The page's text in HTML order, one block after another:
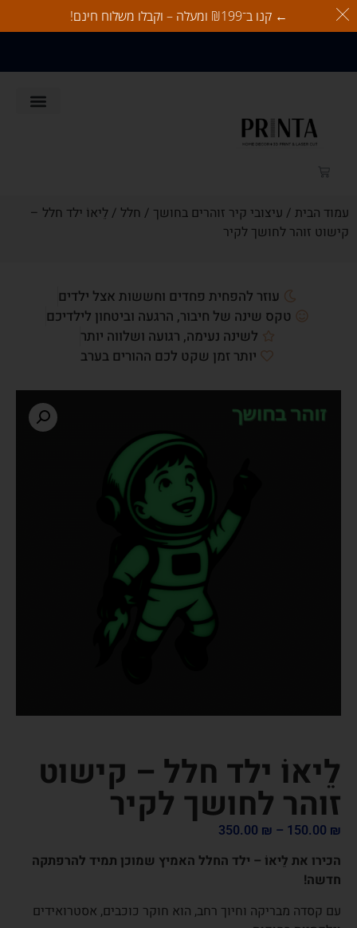
← קנו ב־₪199 ומעלה – וקבלו משלוח חינם!
עמוד הבית / עיצובי קיר זוהרים בחושך / חלל / לֵיאוֹ ילד חלל –
קישוט זוהר לחושך לקיר
עוזר להפחית פחדים וחששות אצל ילדים
טקס שינה של חיבור, הרגעה וביטחון לילדיכם
לשינה נעימה, רגועה ושלווה יותר
יותר זמן שקט לכם ההורים בערב
לֵיאוֹ ילד חלל – קישוט
זוהר לחושך לקיר
150.00 ₪
–
350.00 ₪
הכירו את לֵיאוֹ – ילד החלל האמיץ שמוכן תמיד להרפתקה
חדשה!
עם קסדה מבריקה וחיוך רחב, הוא חוקר כוכבים, אסטרואידים